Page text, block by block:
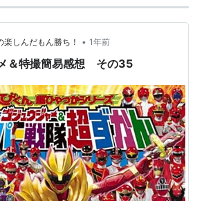
楽しんだもん勝ち！ • 1年前
＆特撮簡易感想 その35